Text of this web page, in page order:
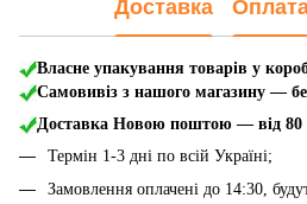
Доставка
Власне упакування товарів у
Самовивіз з нашого магазину —
Доставка Новою поштою — від 80
Термін 1-3 дні по всій Україні;
Замовлення оплачені до 14:30,